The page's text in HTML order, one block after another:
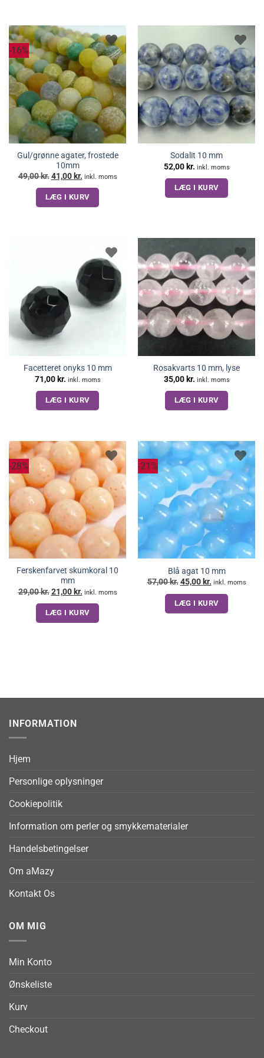
-16%
Gul/grønne agater, frostede
10mm
49,00kr. Den
oprindelige
pris
var:
49,00 kr..
41,00 kr. Den
aktuelle
pris
er:
41,00 kr..
inkl. moms
LÆG I KURV
Sodalit 10 mm
52,00 kr. inkl. moms
LÆG I KURV
Facetteret onyks 10 mm
71,00 kr. inkl. moms
LÆG I KURV
Rosakvarts 10 mm, lyse
35,00 kr. inkl. moms
LÆG I KURV
-28%
Ferskenfarvet skumkoral 10
mm
29,00kr. Den
oprindelige
pris
var:
29,00 kr..
21,00 kr. Den
aktuelle
pris
er:
21,00 kr..
inkl. moms
LÆG I KURV
-21%
Blå agat 10 mm
57,00kr. Den
oprindelige
pris
var:
57,00 kr..
45,00 kr.Den
aktuelle
pris
er:
45,00 kr..
inkl. moms
LÆG I KURV
INFORMATION
Hjem
Personlige oplysninger
Cookiepolitik
Information om perler og smykkematerialer
Handelsbetingelser
Om aMazy
Kontakt Os
OM MIG
Min Konto
Ønskeliste
Kurv
Checkout